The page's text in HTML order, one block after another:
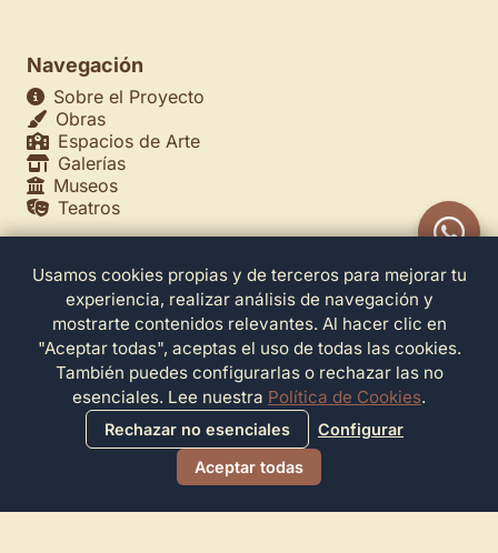
Navegación
Sobre el Proyecto
Obras
Espacios de Arte
Galerías
Museos
Teatros
Legales
Política de Privacidad
Política de Cookies
Configuración de Cookies
Términos de Servicio
Contacto
Usamos cookies propias y de terceros para mejorar tu
experiencia, realizar análisis de navegación y
mostrarte contenidos relevantes. Al hacer clic en
"Aceptar todas", aceptas el uso de todas las cookies.
También puedes configurarlas o rechazar las no
esenciales. Lee nuestra Política de Cookies.
Rechazar no esenciales
Configurar
Aceptar todas